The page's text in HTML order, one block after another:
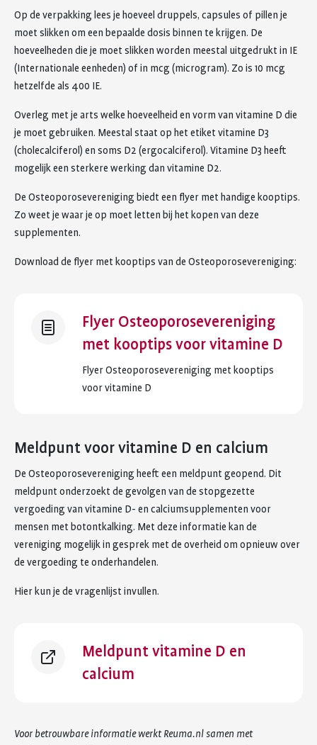
Op de verpakking lees je hoeveel druppels, capsules of pillen je
moet slikken om een bepaalde dosis binnen te krijgen. De
hoeveelheden die je moet slikken worden meestal uitgedrukt in IE
(Internationale eenheden) of in mcg (microgram). Zo is 10 mcg
hetzelfde als 400 IE.
Overleg met je arts welke hoeveelheid en vorm van vitamine D die
je moet gebruiken. Meestal staat op het etiket vitamine D3
(cholecalciferol) en soms D2 (ergocalciferol). Vitamine D3 heeft
mogelijk een sterkere werking dan vitamine D2.
De Osteoporosevereniging biedt een flyer met handige kooptips.
Zo weet je waar je op moet letten bij het kopen van deze
supplementen.
Download de flyer met kooptips van de Osteoporosevereniging:
Flyer Osteoporosevereniging
met kooptips voor vitamine D
Flyer Osteoporosevereniging met kooptips
voor vitamine D
Meldpunt voor vitamine D en calcium
De Osteoporosevereniging heeft een meldpunt geopend. Dit
meldpunt onderzoekt de gevolgen van de stopgezette
vergoeding van vitamine D- en calciumsupplementen voor
mensen met botontkalking. Met deze informatie kan de
vereniging mogelijk in gesprek met de overheid om opnieuw over
de vergoeding te onderhandelen.
Hier kun je de vragenlijst invullen.
Meldpunt vitamine D en
calcium
Voor betrouwbare informatie werkt Reuma.nl samen met